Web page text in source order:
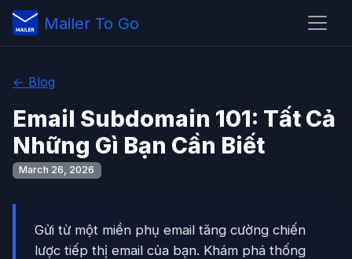
Mailer To Go
← Blog
Email Subdomain 101: Tất Cả
Những Gì Bạn Cần Biết
March 26, 2026
Gửi từ một miền phụ email tăng cường chiến
lược tiếp thị email của bạn. Khám phá thống